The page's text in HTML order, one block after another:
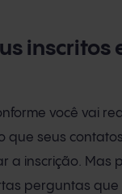
inscritos
você vai
que seus
a inscrição. Mas
perguntas que